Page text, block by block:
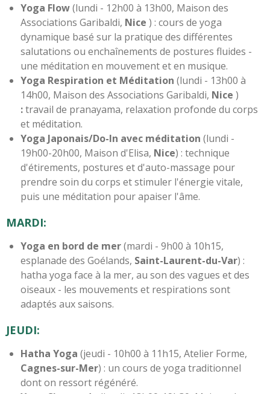
Yoga Flow(lundi - 12h00 à 13h00, Maison des
Associations Garibaldi, Nice ) : cours de yoga
dynamique basé sur la pratique des différentes
salutations ou enchaînements de postures fluides -
une méditation en mouvement et en musique.
Yoga Respiration et Méditation (lundi - 13h00 à
14h00, Maison des Associations Garibaldi, Nice )
:travail de pranayama, relaxation profonde du corps
et méditation.
Yoga Japonais/Do-In avec méditation (lundi -
19h00-20h00, Maison d'Elisa, Nice) : technique
d'étirements, postures et d'auto-massage pour
prendre soin du corps et stimuler l'énergie vitale,
puis une méditation pour apaiser l'âme.
MARDI:
Yoga en bord de mer(mardi - 9h00 à 10h15,
esplanade des Goélands, Saint-Laurent-du-Var) :
hatha yoga face à la mer, au son des vagues et des
oiseaux - les mouvements et respirations sont
adaptés aux saisons.
JEUDI:
Hatha Yoga (jeudi - 10h00 à 11h15, Atelier Forme,
Cagnes-sur-Mer) : un cours de yoga traditionnel
dont on ressort régénéré.